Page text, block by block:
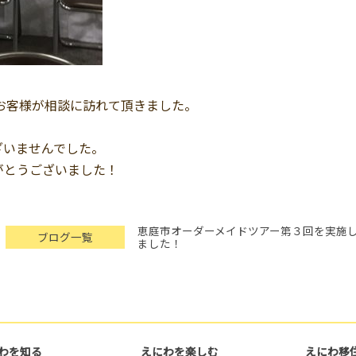
様が相談に訪れて頂きました。
ませんでした。
うございました！
ブログ一覧
恵庭市オーダーメイドツアー第３回を実施し
ました！
を知る えにわを楽しむ えにわ移